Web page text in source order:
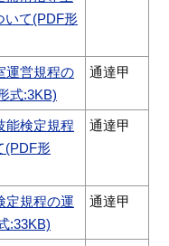
いて(PDF形
運営規程の
式:3KB)
通達甲
能検定規程
(PDF形
通達甲
定規程の運
:33KB)
通達甲